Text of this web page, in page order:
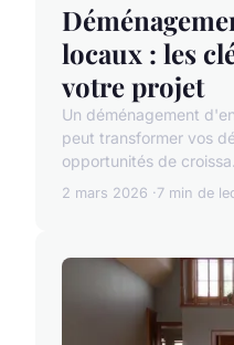
locaux : les
votre projet
Un déménagement
peut transformer vos
opportunités de
2 mars 2026 7 min de